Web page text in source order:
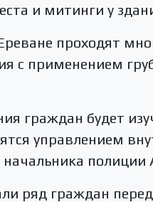
и митинги у
проходят
с применением
граждан будет
управлением
начальника
ряд граждан